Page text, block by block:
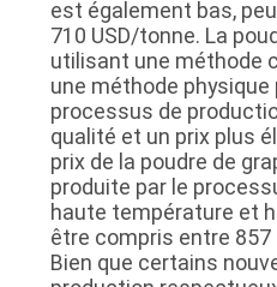
est également bas,
710 USD/tonne. La
utilisant une méthode
une méthode physique
processus de
qualité et un prix plus
prix de la poudre de
produite par le
haute température et
être compris entre 857
Bien que certains